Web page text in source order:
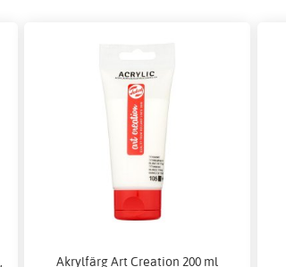
Akrylfärg Art Creation 200 ml